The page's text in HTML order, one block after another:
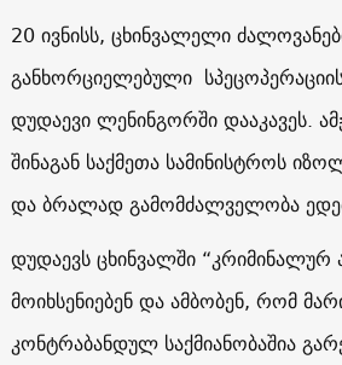
20 ივნისს, ცხინვალელი
განხორციელებული
დუდაევი ლენინგორში დააკავეს.
შინაგან საქმეთა სამინისტროს
და ბრალად გამომძალველობა
დუდაევს ცხინვალში
მოიხსენიებენ და ამბობენ, რომ
კონტრაბანდულ საქმიანობაშია